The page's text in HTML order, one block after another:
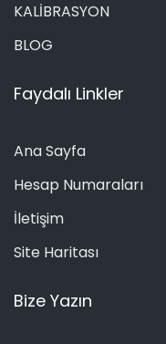
KALİBRASYON
BLOG
Faydalı Linkler
Ana Sayfa
Hesap Numaraları
İletişim
Site Haritası
Bize Yazın